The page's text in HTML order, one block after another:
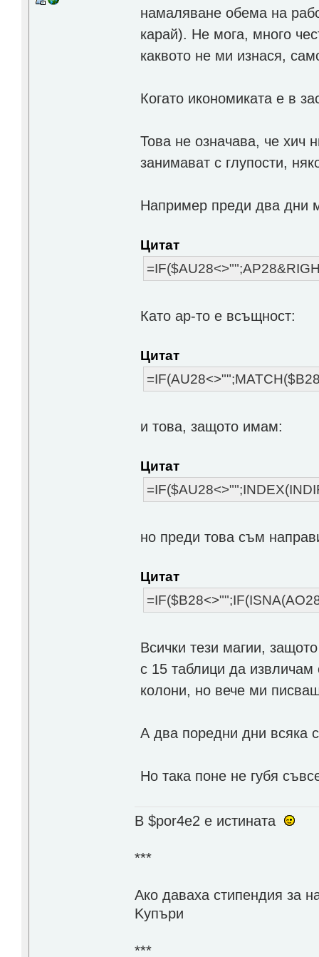
намаляване обема на
карай). Не мога, много
каквото не ми изнася,
Когато икономиката е в
Това не означава, че
занимават с глупости,
Например преди два дни
Цитат
Като ap-то е всъщност:
Цитат
и това, защото имам:
Цитат
но преди това съм
Цитат
Всички тези магии,
с 15 таблици да
колони, но вече ми
А два поредни дни всяка
Но така поне не губя
В $por4e2 e истината
***
Aко даваха стипендия за
Kупъри
***